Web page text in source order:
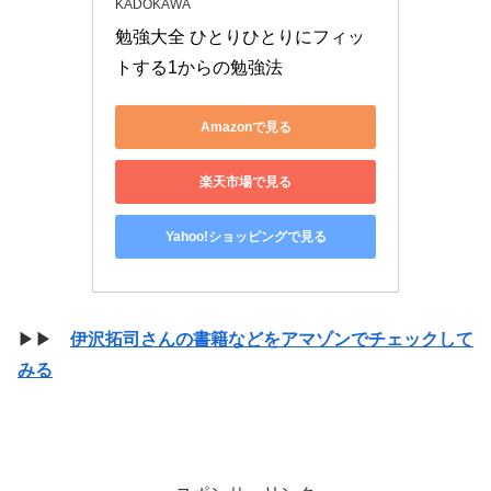
KADOKAWA
勉強大全 ひとりひとりにフィッ
トする1からの勉強法
Amazonで見る
楽天市場で見る
Yahoo!ショッピングで見る
▶▶ 伊沢拓司さんの書籍などをアマゾンでチェックして
みる